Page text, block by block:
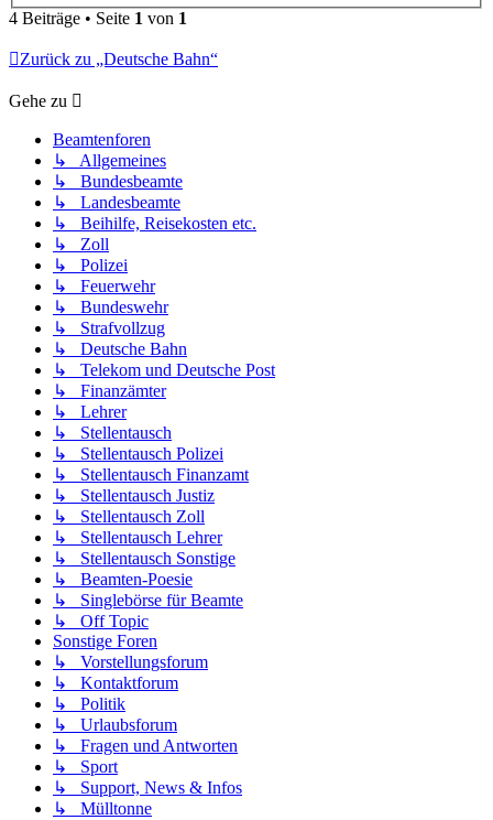
4 Beiträge • Seite 1 von 1
Zurück zu „Deutsche Bahn“
Gehe zu
Beamtenforen
↳ Allgemeines
↳ Bundesbeamte
↳ Landesbeamte
↳ Beihilfe, Reisekosten etc.
↳ Zoll
↳ Polizei
↳ Feuerwehr
↳ Bundeswehr
↳ Strafvollzug
↳ Deutsche Bahn
↳ Telekom und Deutsche Post
↳ Finanzämter
↳ Lehrer
↳ Stellentausch
↳ Stellentausch Polizei
↳ Stellentausch Finanzamt
↳ Stellentausch Justiz
↳ Stellentausch Zoll
↳ Stellentausch Lehrer
↳ Stellentausch Sonstige
↳ Beamten-Poesie
↳ Singlebörse für Beamte
↳ Off Topic
Sonstige Foren
↳ Vorstellungsforum
↳ Kontaktforum
↳ Politik
↳ Urlaubsforum
↳ Fragen und Antworten
↳ Sport
↳ Support, News & Infos
↳ Mülltonne